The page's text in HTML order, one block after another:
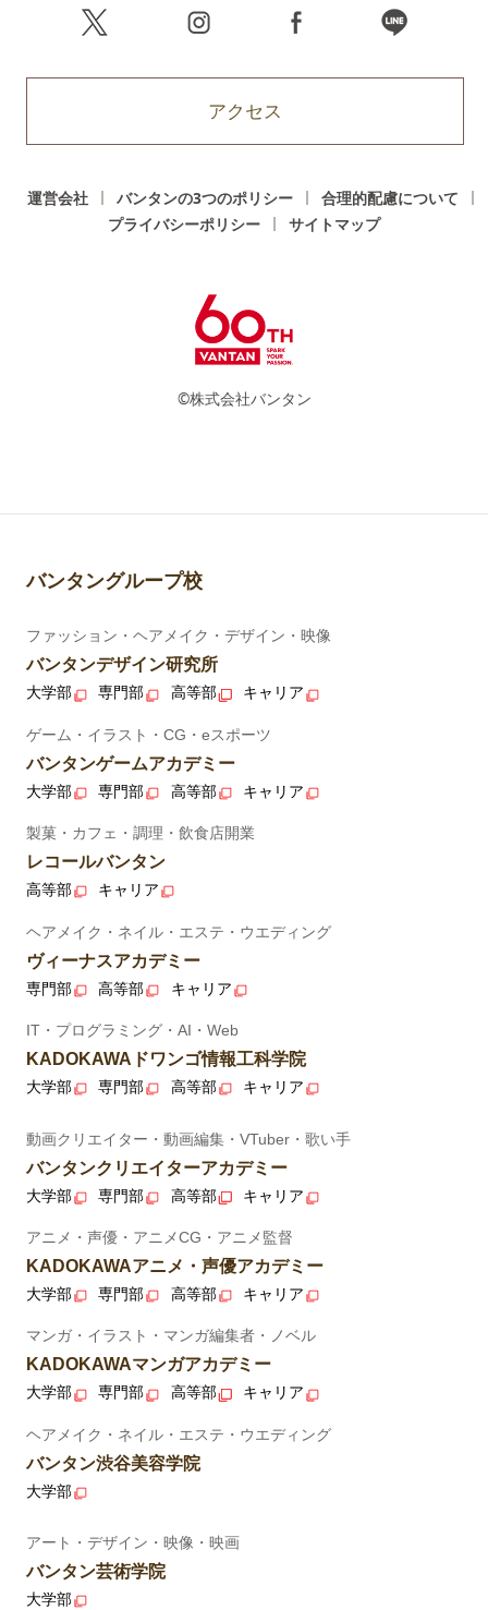
アクセス
運営会社 バンタンの3つのポリシー
合理的配慮について
プライバシーポリシー
サイトマップ
©株式会社バンタン
バンタングループ校
ファッション・ヘアメイク・デザイン・映像
バンタンデザイン研究所
大学部 専門部 高等部 キャリア
ゲーム・イラスト・CG・eスポーツ
バンタンゲームアカデミー
大学部 専門部 高等部 キャリア
製菓・カフェ・調理・飲食店開業
レコールバンタン
高等部 キャリア
ヘアメイク・ネイル・エステ・ウエディング
ヴィーナスアカデミー
専門部 高等部 キャリア
IT・プログラミング・AI・Web
KADOKAWAドワンゴ情報工科学院
大学部 専門部 高等部 キャリア
動画クリエイター・動画編集・VTuber・歌い手
バンタンクリエイターアカデミー
大学部 専門部 高等部 キャリア
アニメ・声優・アニメCG・アニメ監督
KADOKAWAアニメ・声優アカデミー
大学部 専門部 高等部 キャリア
マンガ・イラスト・マンガ編集者・ノベル
KADOKAWAマンガアカデミー
大学部 専門部 高等部 キャリア
ヘアメイク・ネイル・エステ・ウエディング
バンタン渋谷美容学院
大学部
アート・デザイン・映像・映画
バンタン芸術学院
大学部